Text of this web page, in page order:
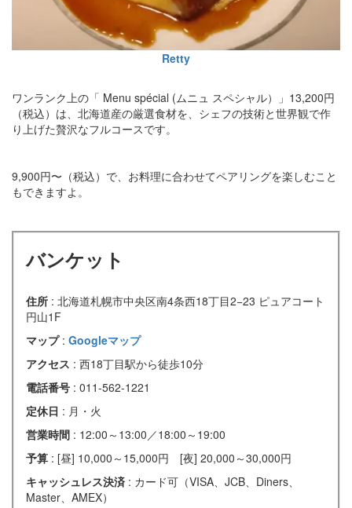
Retty
ワンランク上の「 Menu spécial (ムニュ スペシャル）」13,200円
（税込）は、北海道産の厳選食材を、シェフの技術と世界観で作
り上げた贅沢なフルコースです。
9,900円〜（税込）で、お料理に合わせてペアリングを楽しむこと
もできますよ。
バンケット
住所 : 北海道札幌市中央区南4条西18丁目2−23 ピュアコート
円山1F
マップ : Googleマップ
アクセス : 西18丁目駅から徒歩10分
電話番号 : 011-562-1221
定休日 : 月・火
営業時間 : 12:00～13:00／18:00～19:00
予算 : [昼] 10,000～15,000円 [夜] 20,000～30,000円
キャッシュレス決済 : カード可（VISA、JCB、Diners、
Master、AMEX）